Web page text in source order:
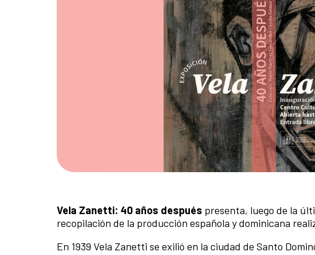
Vela Zanetti: 40 años después presenta, luego de la
recopilación de la producción española y dominicana
En 1939 Vela Zanetti se exilió en la ciudad de Santo